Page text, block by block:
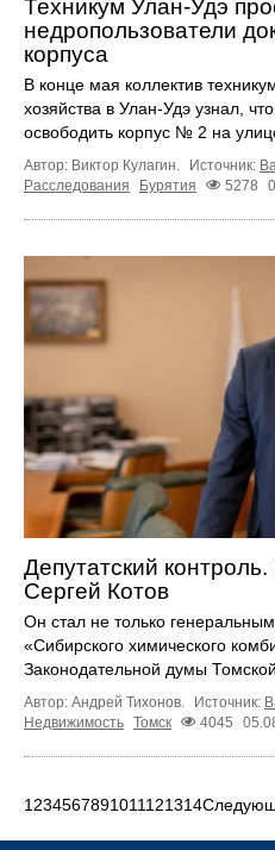
Техникум Улан-Удэ
недропользователи
корпуса
В конце мая коллектив
хозяйства в Улан-Удэ узнал,
освободить корпус № 2 на
Автор: Виктор Кулагин. Источник:
Расследования
Бурятия 5278
Депутатский
Сергей Котов
Он стал не только
«Сибирского химического
Законодательной думы Томской
Автор: Андрей Тихонов. Источник:
Недвижимость Томск 4045
1 234567891011121314